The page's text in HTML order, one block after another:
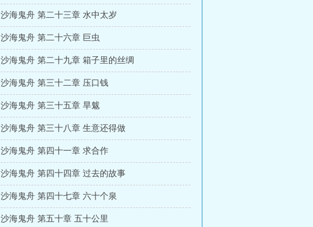
沙海鬼舟 第二十三章 水中太岁
沙海鬼舟 第二十六章 巨虫
沙海鬼舟 第二十九章 箱子里的丝绸
沙海鬼舟 第三十二章 压口钱
沙海鬼舟 第三十五章 旱魃
沙海鬼舟 第三十八章 生意还得做
沙海鬼舟 第四十一章 求合作
沙海鬼舟 第四十四章 过去的故事
沙海鬼舟 第四十七章 六十个泉
沙海鬼舟 第五十章 五十公里